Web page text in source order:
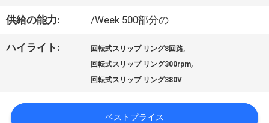
い
場
供給の能力: /Week 500部分の
ハイライト: 回転式スリップ リング8回路,
回転式スリップ リング300rpm,
回転式スリップ リング380V
ベストプライス